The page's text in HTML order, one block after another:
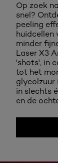
Op zoek
snel?
peeling
huidcellen
minder
Laser X3
'shots', in
tot het
glycolzuur
in slechts
en de